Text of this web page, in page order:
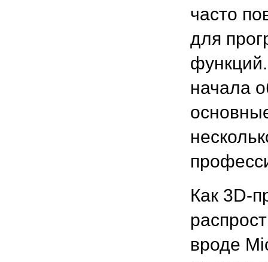
часто
для
начала
Как 3D-
вроде